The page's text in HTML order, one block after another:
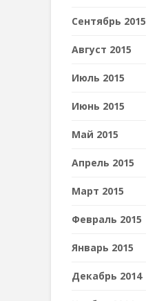
Сентябрь 2015
Август 2015
Июль 2015
Июнь 2015
Май 2015
Апрель 2015
Март 2015
Февраль 2015
Январь 2015
Декабрь 2014